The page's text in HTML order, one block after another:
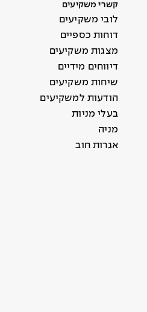
קשרי משקיעים
לובי משקיעים
דוחות כספיים
מצגות משקיעים
דיווחים מידיים
שיחות משקיעים
הודעות למשקיעים
בעלי מניות
מניה
אגרות חוב